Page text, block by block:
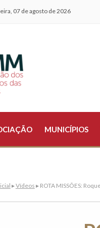
07 de agosto de 2026
MUNICÍPIOS
▸Vídeos ▸ ROTA MISSÕES: